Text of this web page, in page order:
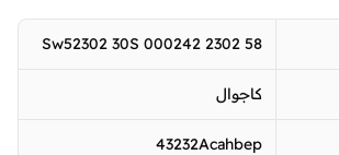
Sw52302 30S 000242 2302 58
كاجوال
43232Acahbep